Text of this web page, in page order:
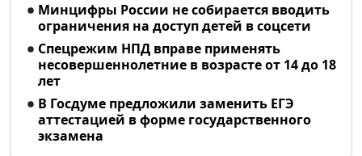
Минцифры России не собирается вводить
ограничения на доступ детей в соцсети
Спецрежим НПД вправе применять
несовершеннолетние в возрасте от 14 до 18
лет
В Госдуме предложили заменить ЕГЭ
аттестацией в форме государственного
экзамена